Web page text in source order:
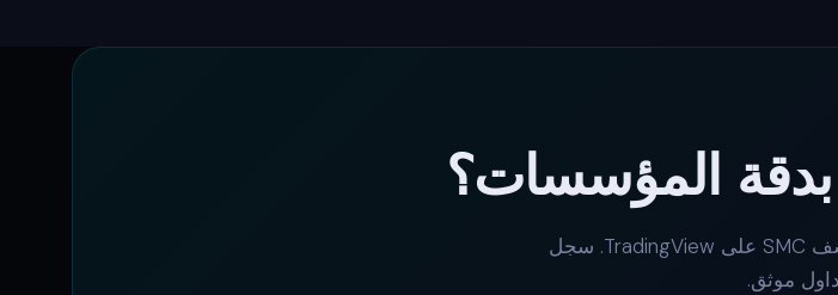
بدقة المؤسسات؟
Quantum Algo يؤتمت كشف SMC على TradingView. سجل
موثق.